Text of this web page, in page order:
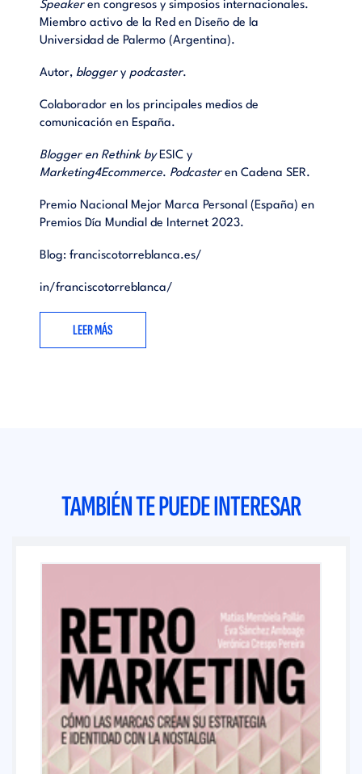
Speakeren congresos y simposios internacionales.
Miembro activo de la Red en Diseño de la
Universidad de Palermo (Argentina).
Autor, bloggerypodcaster.
Colaborador en los principales medios de
comunicación en España.
Blogger en Rethink byESIC y
Marketing4Ecommerce. Podcasteren Cadena SER.
Premio Nacional Mejor Marca Personal (España) en
Premios Día Mundial de Internet 2023.
Blog:franciscotorreblanca.es/
in/franciscotorreblanca/
LEER MÁS
TAMBIÉN TE PUEDE INTERESAR